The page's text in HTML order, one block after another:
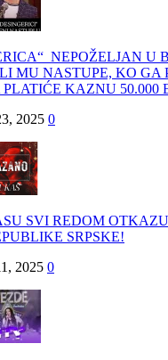
NEPOŽELJAN U
MU NASTUPE, KO GA
PLATIĆE KAZNU 50.000
2025 0
SVI REDOM
SRPSKE!
2025 0